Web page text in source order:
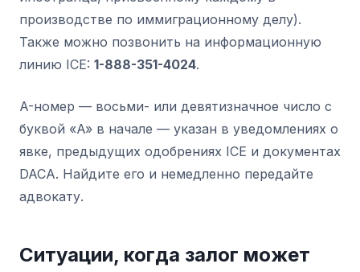
производстве по иммиграционному делу).
Также можно позвонить на информационную
линию ICE: 1-888-351-4024.
A-номер — восьми- или девятизначное число с
буквой «A» в начале — указан в уведомлениях о
явке, предыдущих одобрениях ICE и документах
DACA. Найдите его и немедленно передайте
адвокату.
Ситуации, когда залог может